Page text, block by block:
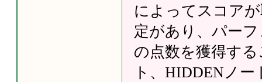
によってスコアが
定があり、パー
の点数を獲得す
ト、HIDDENノ